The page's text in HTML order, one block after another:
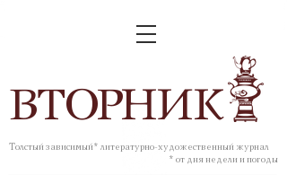
ВТОРНИК
Толстый зависимый* литературно-художественный журнал
* от дня недели и погоды